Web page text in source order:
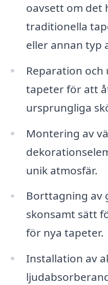
oavsett om det
traditionella
eller annan typ
Reparation och
tapeter för att
ursprungliga
Montering av
unik atmosfär.
Borttagning av
skonsamt sätt
för nya tapeter.
Installation av